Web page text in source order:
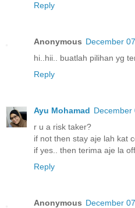
Reply
Anonymous December
hi..hii.. buatlah pilihan yg
Reply
Ayu Mohamad December
r u a risk taker?
if not then stay aje lah kat
if yes.. then terima aje la
Reply
Anonymous December